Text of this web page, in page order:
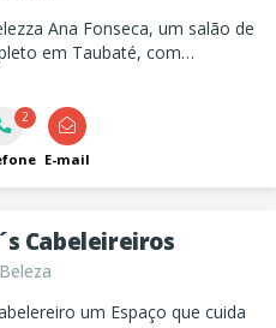
Ana Fonseca, um salão de
em Taubaté, com
depilação e massagens e
atendimento domiciliar!
2
E-mail
Cabeleireiros
um Espaço que cuida